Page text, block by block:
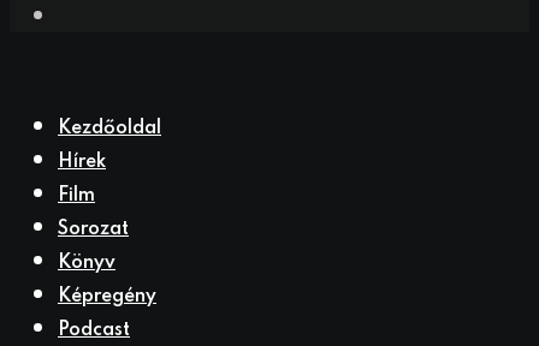
Kezdőoldal
Hírek
Film
Sorozat
Könyv
Képregény
Podcast